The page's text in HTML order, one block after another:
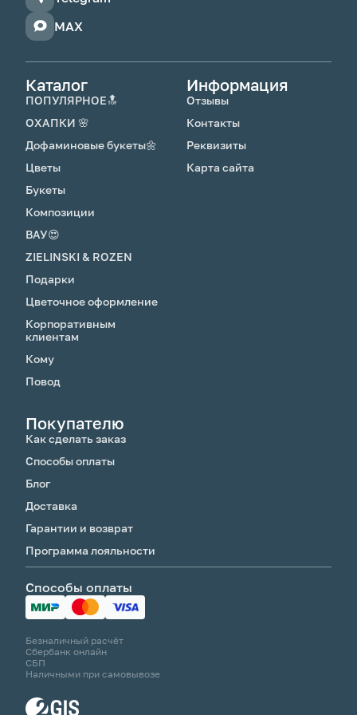
MAX
Каталог
ПОПУЛЯРНОЕ🔝
ОХАПКИ 🌸
Дофаминовые букеты🌼
Цветы
Букеты
Композиции
ВАУ😍
ZIELINSKI & ROZEN
Подарки
Цветочное оформление
Корпоративным
клиентам
Кому
Повод
Информация
Отзывы
Контакты
Реквизиты
Карта сайта
Покупателю
Как сделать заказ
Способы оплаты
Блог
Доставка
Гарантии и возврат
Программа лояльности
Способы оплаты
Безналичный расчёт
Сбербанк онлайн
СБП
Наличными при самовывозе